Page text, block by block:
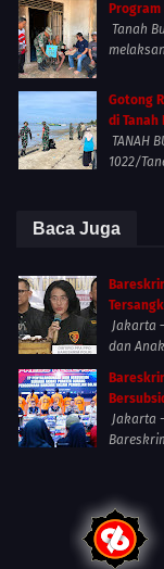
Program
Tanah
Gotong
di Tanah
TANAH
1022/
Baca Juga
Jakarta
dan
Jakarta